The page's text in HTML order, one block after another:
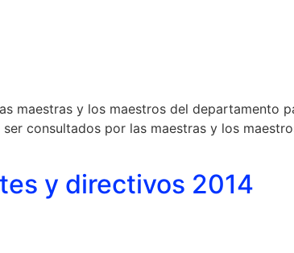
maestras y los maestros del departamento
consultados por las maestras y los
y directivos 2014